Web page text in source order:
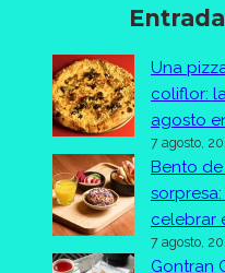
Una
coliflor:
agosto
7 agosto,
Bento
celebrar
7 agosto,
Gontran